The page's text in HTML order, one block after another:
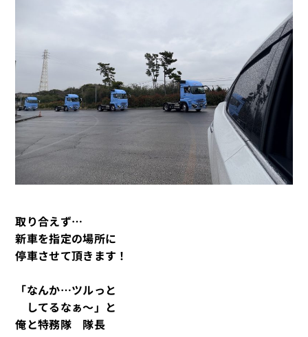
取り合えず…
新車を指定の場所に
停車させて頂きます！
「なんか…ツルっと
してるなぁ～」と
俺と特務隊 隊長